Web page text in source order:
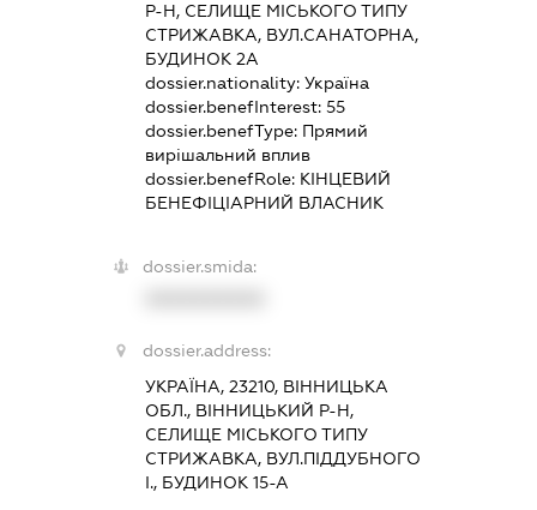
Р-Н, СЕЛИЩЕ МІСЬКОГО ТИПУ
СТРИЖАВКА, ВУЛ.САНАТОРНА,
БУДИНОК 2А
dossier.nationality: Україна
dossier.benefInterest: 55
dossier.benefType: Прямий
вирішальний вплив
dossier.benefRole: КІНЦЕВИЙ
БЕНЕФІЦІАРНИЙ ВЛАСНИК
dossier.smida:
dossier.address:
УКРАЇНА, 23210, ВІННИЦЬКА
ОБЛ., ВІННИЦЬКИЙ Р-Н,
СЕЛИЩЕ МІСЬКОГО ТИПУ
СТРИЖАВКА, ВУЛ.ПІДДУБНОГО
І., БУДИНОК 15-А